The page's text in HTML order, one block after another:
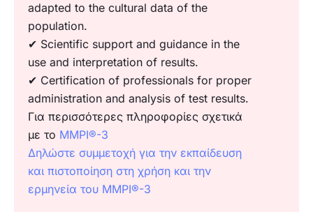
adapted to the cultural data of the
population.
✔ Scientific support and guidance in the
use and interpretation of results.
✔ Certification of professionals for proper
administration and analysis of test results.
Για περισσότερες πληροφορίες σχετικά
με το MMPI®-3
Δηλώστε συμμετοχή για την εκπαίδευση
και πιστοποίηση στη χρήση και την
ερμηνεία του MMPI®-3